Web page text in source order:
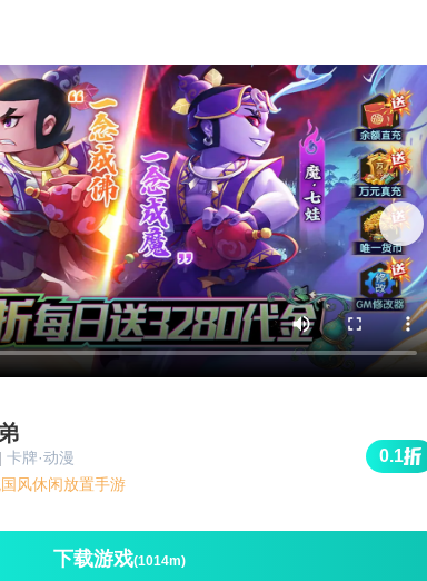
| 卡牌·动漫
风休闲放置手游
0.1
下载游戏(1014m)